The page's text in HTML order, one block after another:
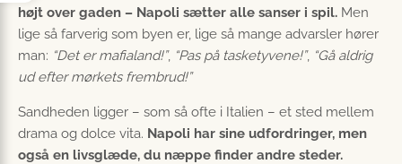
højt over gaden – Napoli sætter alle sanser i spil. Men
lige så farverig som byen er, lige så mange advarsler hører
man: “Det er mafialand!”, “Pas på tasketyvene!”, “Gå aldrig
ud efter mørkets frembrud!”
Sandheden ligger – som så ofte i Italien – et sted mellem
drama og dolce vita. Napoli har sine udfordringer, men
også en livsglæde, du næppe finder andre steder.